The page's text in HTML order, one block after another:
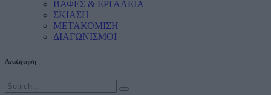
ΒΑΦΕΣ & ΕΡΓΑΛΕΙΑ
ΣΚΙΑΣΗ
ΜΕΤΑΚΟΜΙΣΗ
ΔΙΑΓΩΝΙΣΜΟΙ
Αναζήτηση